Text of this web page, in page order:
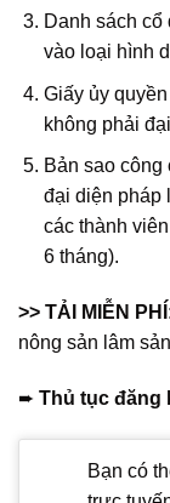
Danh sách cổ
vào loại hình
Giấy ủy
không phải
Bản sao
đại diện pháp
các thành
6 tháng).
>> TẢI MIỄN
nông sản lâm
➨ Thủ tục đăng
Bạn có